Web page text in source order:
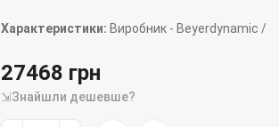
Характеристики: Виробник - Beyerdynamic /
27468 грн
⇲Знайшли дешевше?